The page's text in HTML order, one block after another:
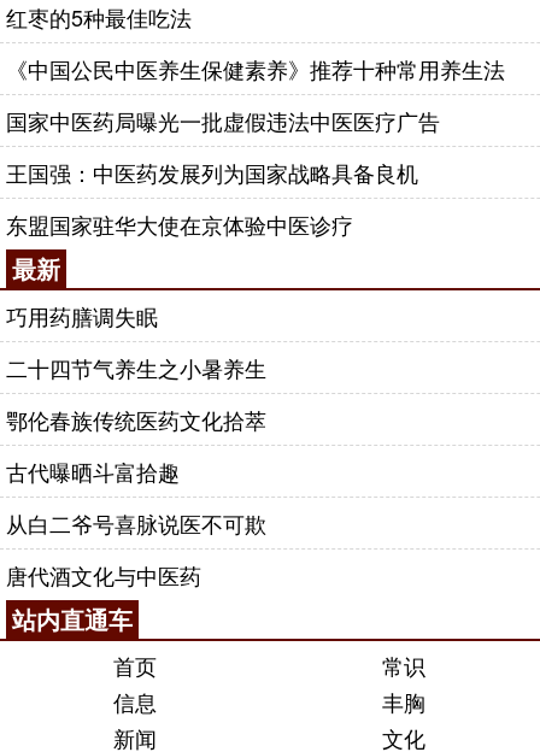
红枣的5种最佳吃法
《中国公民中医养生保健素养》推荐十种常用养生法
国家中医药局曝光一批虚假违法中医医疗广告
王国强：中医药发展列为国家战略具备良机
东盟国家驻华大使在京体验中医诊疗
最新
巧用药膳调失眠
二十四节气养生之小暑养生
鄂伦春族传统医药文化拾萃
古代曝晒斗富拾趣
从白二爷号喜脉说医不可欺
唐代酒文化与中医药
站内直通车
首页
常识
信息
丰胸
新闻
文化